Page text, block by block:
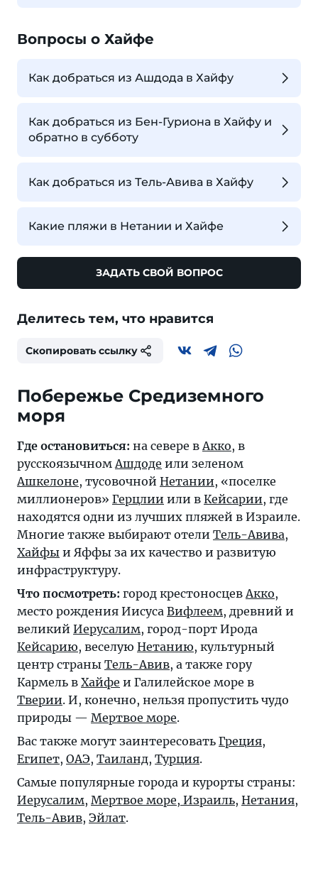
Вопросы о Хайфе
Как добраться из Ашдода в Хайфу
Как добраться из Бен-Гуриона в Хайфу и
обратно в субботу
Как добраться из Тель-Авива в Хайфу
Какие пляжи в Нетании и Хайфе
ЗАДАТЬ СВОЙ ВОПРОС
Делитесь тем, что нравится
Скопировать ссылку
Побережье Средиземного
моря
Где остановиться: на севере вАкко, в
русскоязычномАшдоде или зеленом
Ашкелоне, тусовочной Нетании, «поселке
миллионеров» Герцлии или в Кейсарии, где
находятся одни из лучших пляжей в Израиле.
Многие также выбирают отели Тель-Авива,
Хайфы и Яффы за их качество и развитую
инфраструктуру.
Что посмотреть: город крестоносцевАкко,
место рождения Иисуса Вифлеем, древний и
великий Иерусалим, город-порт Ирода
Кейсарию, веселую Нетанию, культурный
центр страны Тель-Авив, а также гору
Кармель в Хайфе и Галилейское море в
Тверии. И, конечно, нельзя пропустить чудо
природы — Мертвое море.
Вас также могут заинтересовать Греция,
Египет, ОАЭ, Таиланд, Турция.
Самые популярные города и курорты страны:
Иерусалим, Мертвое море, Израиль, Нетания,
Тель-Авив, Эйлат.